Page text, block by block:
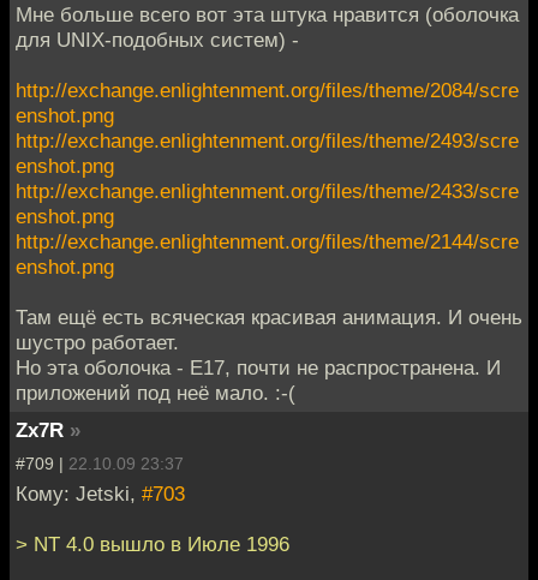
Мне больше всего вот эта штука нравится (оболочка
для UNIX-подобных систем) -
http://exchange.enlightenment.org/files/theme/2084/scre
enshot.png
http://exchange.enlightenment.org/files/theme/2493/scre
enshot.png
http://exchange.enlightenment.org/files/theme/2433/scre
enshot.png
http://exchange.enlightenment.org/files/theme/2144/scre
enshot.png
Там ещё есть всяческая красивая анимация. И очень
шустро работает.
Но эта оболочка - E17, почти не распространена. И
приложений под неё мало. :-(
Zx7R »
#709 | 22.10.09 23:37
Кому: Jetski, #703
> NT 4.0 вышло в Июле 1996